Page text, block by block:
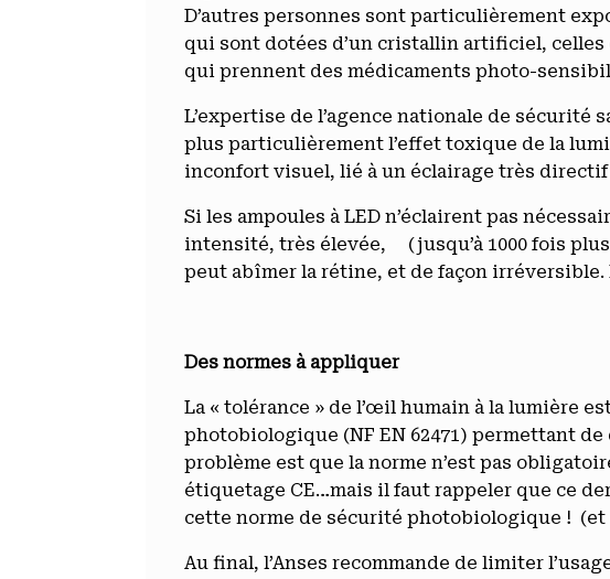
D’autres personnes sont particulièrement
qui sont dotées d’un cristallin artificiel, celles
qui prennent des médicaments photo-
L’expertise de l’agence nationale de
plus particulièrement l’effet toxique de la
inconfort visuel, lié à un éclairage très
Si les ampoules à LED n’éclairent pas
intensité, très élevée, (jusqu’à 1000 fois
peut abîmer la rétine, et de façon
Des normes à appliquer
La « tolérance » de l’œil humain à la lumière
photobiologique (NF EN 62471) permettant
problème est que la norme n’est pas
étiquetage CE…mais il faut rappeler que ce
cette norme de sécurité photobiologique !
Au final, l’Anses recommande de limiter